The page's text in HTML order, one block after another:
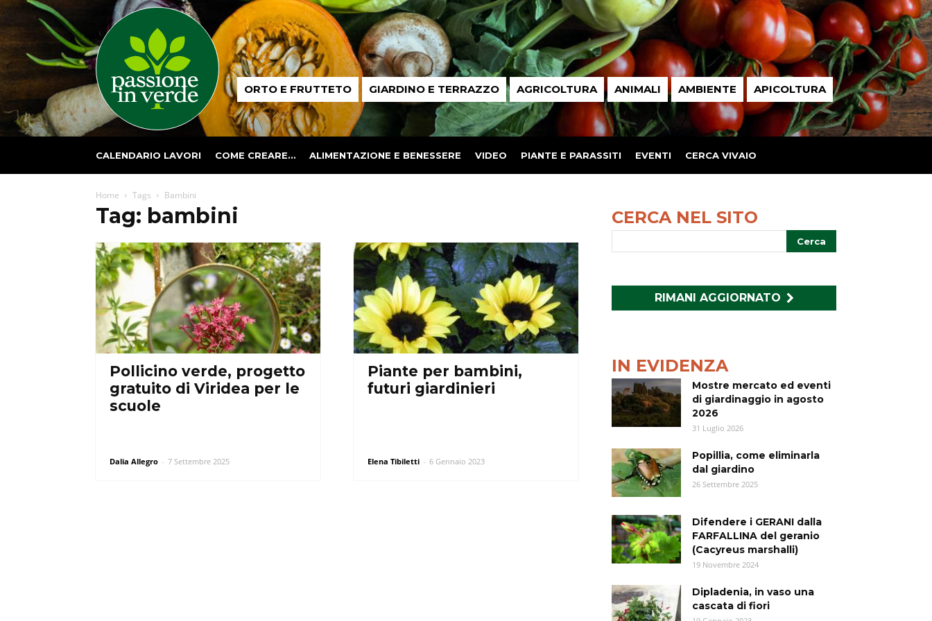
Passione
in ORTO E FRUTTETO GIARDINO E TERRAZZO AGRICOLTURA ANIMALI AMBIENTE APICOLTURA
CALENDARIO LAVORI COME CREARE… ALIMENTAZIONE E BENESSERE VIDEO PIANTE E PARASSITI EVENTI CERCA VIVAIO
Home Tags Bambini
Tag: bambini
Pollicino verde, progetto
gratuito di Viridea per le
scuole
Dalia Allegro - 7 Settembre 2025
Piante per bambini,
futuri giardinieri
Elena Tibiletti - 6 Gennaio 2023
CERCA NEL SITO
RIMANI AGGIORNATO
IN EVIDENZA
Mostre mercato ed eventi
di giardinaggio in agosto
2026
31 Luglio 2026
Popillia, come eliminarla
dal giardino
26 Settembre 2025
Difendere i GERANI dalla
FARFALLINA del geranio
(Cacyreus marshalli)
19 Novembre 2024
Dipladenia, in vaso una
cascata di fiori